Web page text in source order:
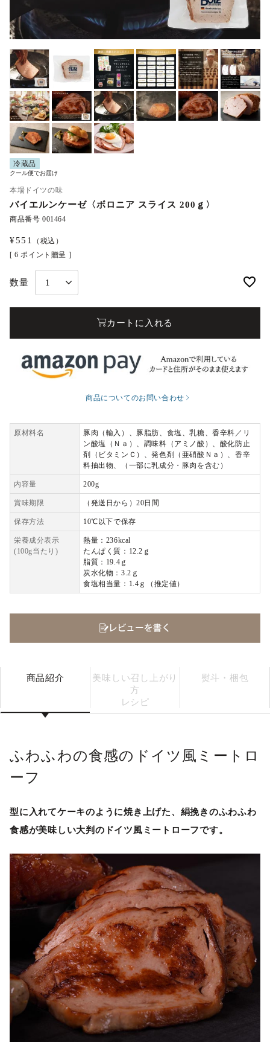
冷蔵品
クール便でお届け
本場ドイツの味
バイエルンケーゼ〈ボロニア スライス 200ｇ〉
商品番号 001464
¥551
（税込）
[ 6 ポイント贈呈 ]
カートに入れる
商品についてのお問い合わせ
原材料名
豚肉（輸入）、豚脂肪、食塩、乳糖、香辛料／リ
ン酸塩（Ｎａ）、調味料（アミノ酸）、酸化防止
剤（ビタミンＣ）、発色剤（亜硝酸Ｎａ）、香辛
料抽出物、（一部に乳成分・豚肉を含む）
内容量 200g
賞味期限 （発送日から）20日間
保存方法 10℃以下で保存
栄養成分表示
(100g当たり)
熱量：236kcal
たんぱく質：12.2ｇ
脂質：19.4ｇ
炭水化物：3.2ｇ
食塩相当量：1.4ｇ（推定値）
商品紹介
美味しい召し上がり
方
レシピ
熨斗・梱包
ふわふわの食感のドイツ風ミートロ
ーフ
型に入れてケーキのように焼き上げた、絹挽きのふわふわ
食感が美味しい大判のドイツ風ミートローフです。